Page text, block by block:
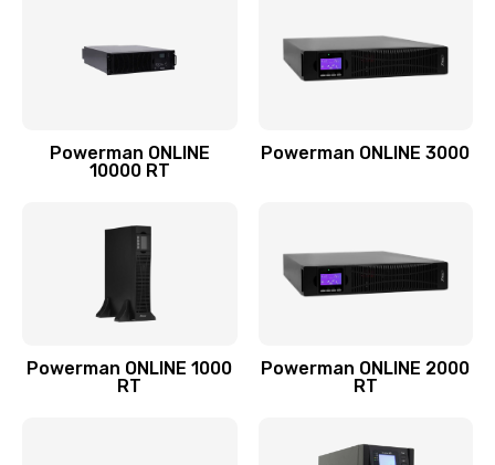
Powerman ONLINE
10000 RT
Powerman ONLINE 3000
Powerman ONLINE 1000
RT
Powerman ONLINE 2000
RT